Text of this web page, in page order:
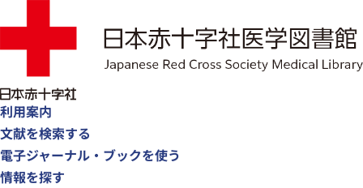
利用案内
文献を検索する
電子ジャーナル・ブックを使う
情報を探す